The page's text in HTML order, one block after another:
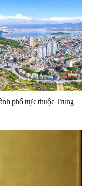
phố trực thuộc Trung